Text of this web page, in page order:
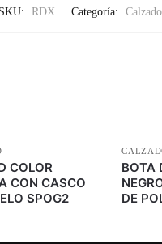
SKU: RDX Categoría:
COLOR
CON CASCO
SPOG2
BOTA
DE